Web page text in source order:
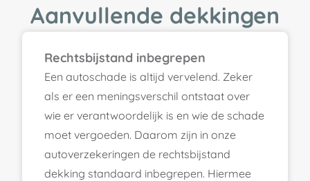
Aanvullende dekkingen
Rechtsbijstand inbegrepen
Een autoschade is altijd vervelend. Zeker
als er een meningsverschil ontstaat over
wie er verantwoordelijk is en wie de schade
moet vergoeden. Daarom zijn in onze
autoverzekeringen de rechtsbijstand
dekking standaard inbegrepen. Hiermee